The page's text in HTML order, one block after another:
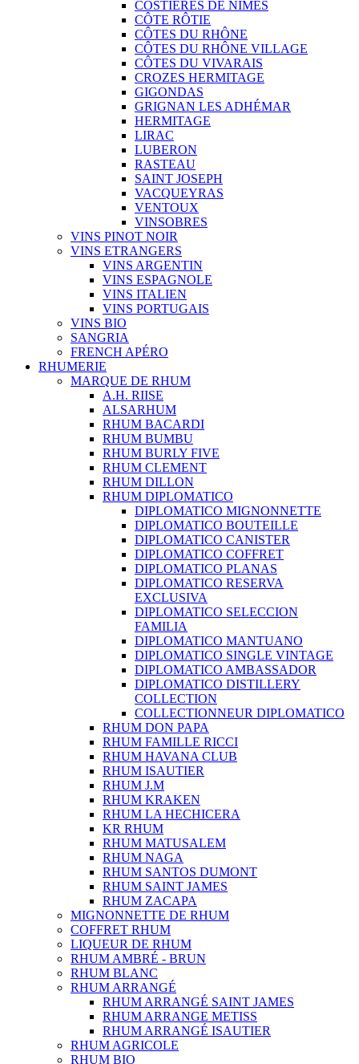
COSTIÈRES DE NÎMES
CÔTE RÔTIE
CÔTES DU RHÔNE
CÔTES DU RHÔNE VILLAGE
CÔTES DU VIVARAIS
CROZES HERMITAGE
GIGONDAS
GRIGNAN LES ADHÉMAR
HERMITAGE
LIRAC
LUBERON
RASTEAU
SAINT JOSEPH
VACQUEYRAS
VENTOUX
VINSOBRES
VINS PINOT NOIR
VINS ETRANGERS
VINS ARGENTIN
VINS ESPAGNOLE
VINS ITALIEN
VINS PORTUGAIS
VINS BIO
SANGRIA
FRENCH APÉRO
RHUMERIE
MARQUE DE RHUM
A.H. RIISE
ALSARHUM
RHUM BACARDI
RHUM BUMBU
RHUM BURLY FIVE
RHUM CLEMENT
RHUM DILLON
RHUM DIPLOMATICO
DIPLOMATICO MIGNONNETTE
DIPLOMATICO BOUTEILLE
DIPLOMATICO CANISTER
DIPLOMATICO COFFRET
DIPLOMATICO PLANAS
DIPLOMATICO RESERVA
EXCLUSIVA
DIPLOMATICO SELECCION
FAMILIA
DIPLOMATICO MANTUANO
DIPLOMATICO SINGLE VINTAGE
DIPLOMATICO AMBASSADOR
DIPLOMATICO DISTILLERY
COLLECTION
COLLECTIONNEUR DIPLOMATICO
RHUM DON PAPA
RHUM FAMILLE RICCI
RHUM HAVANA CLUB
RHUM ISAUTIER
RHUM J.M
RHUM KRAKEN
RHUM LA HECHICERA
KR RHUM
RHUM MATUSALEM
RHUM NAGA
RHUM SANTOS DUMONT
RHUM SAINT JAMES
RHUM ZACAPA
MIGNONNETTE DE RHUM
COFFRET RHUM
LIQUEUR DE RHUM
RHUM AMBRÉ - BRUN
RHUM BLANC
RHUM ARRANGÉ
RHUM ARRANGÉ SAINT JAMES
RHUM ARRANGE METISS
RHUM ARRANGÉ ISAUTIER
RHUM AGRICOLE
RHUM BIO